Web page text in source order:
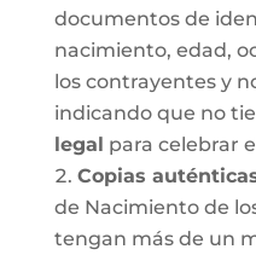
documentos de
nacimiento, edad,
los contrayentes y
indicando que no
legal para celebrar
Copias
de Nacimiento de
tengan más de un